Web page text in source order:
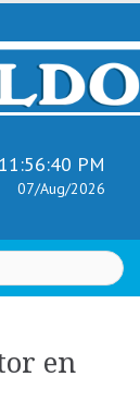
11:56:41 PM
07/Aug/2026
en